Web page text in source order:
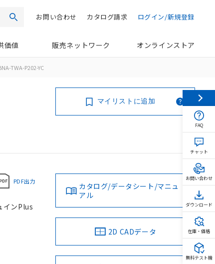
検索 ログイン/新規登録
カタログ請求
お問い合わせ
価値 販売ネットワーク オンラインストア
TWA-P202-YC
マイリストに追加
PDF出力
インPlus
カタログ/データシート/マニュ
アル
2D CADデータ
FAQ
チャット
お問い合わせ
ダウンロード
在庫・価格
無料テスト機